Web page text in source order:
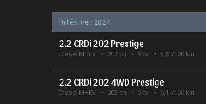
millésime : 2024
2.2 CRDi 202 Prestige
Diesel MHEV 202 ch 9 cv 5,8 l/100 km
2.2 CRDi 202 4WD Prestige
Diesel MHEV 202 ch 9 cv 6,1 l/100 km